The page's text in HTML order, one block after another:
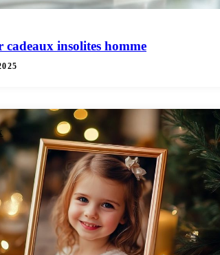
cadeaux insolites homme